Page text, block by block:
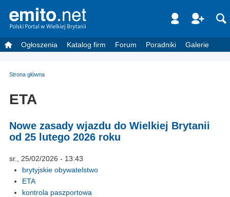
Ogłoszenia Katalog firm Forum Poradniki Galerie
Strona główna
ETA
Nowe zasady wjazdu do Wielkiej Brytanii
od 25 lutego 2026 roku
sr., 25/02/2026 - 13:43
brytyjskie obywatelstwo
ETA
kontrola paszportowa